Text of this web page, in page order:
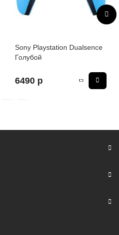
Sony Playstation Dualsence
Голубой
6490 р